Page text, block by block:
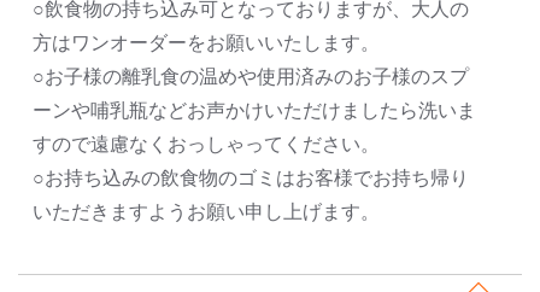
○飲食物の持ち込み可となっておりますが、大人の
方はワンオーダーをお願いいたします。
○お子様の離乳食の温めや使用済みのお子様のスプ
ーンや哺乳瓶などお声かけいただけましたら洗いま
すので遠慮なくおっしゃってください。
○お持ち込みの飲食物のゴミはお客様でお持ち帰り
いただきますようお願い申し上げます。